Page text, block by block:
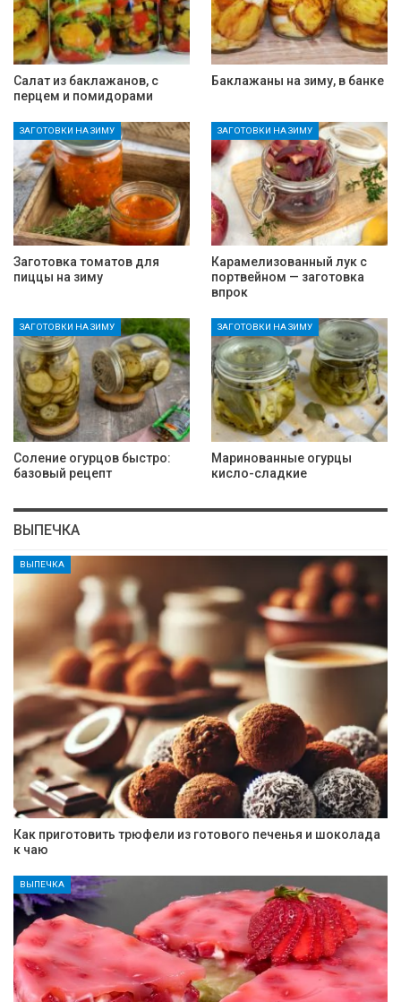
Салат из баклажанов, с
перцем и помидорами
Баклажаны на зиму, в банке
ЗАГОТОВКИ НА ЗИМУ
Заготовка томатов для
пиццы на зиму
ЗАГОТОВКИ НА ЗИМУ
Карамелизованный лук с
портвейном — заготовка
впрок
ЗАГОТОВКИ НА ЗИМУ
Соление огурцов быстро:
базовый рецепт
ЗАГОТОВКИ НА ЗИМУ
Маринованные огурцы
кисло-сладкие
ВЫПЕЧКА
ВЫПЕЧКА
Как приготовить трюфели из готового печенья и шоколада
к чаю
ВЫПЕЧКА